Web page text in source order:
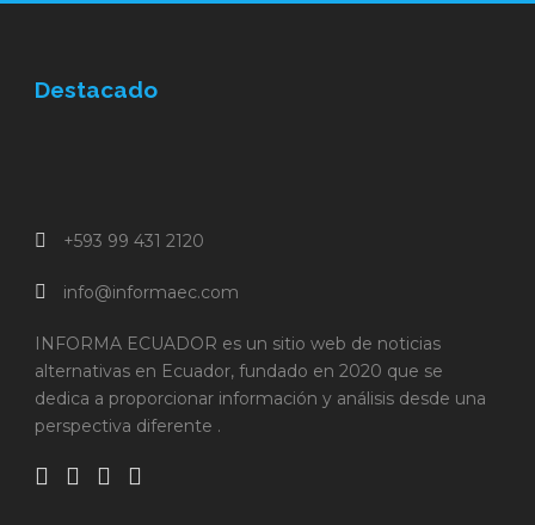
Destacado
+593 99 431 2120
info@informaec.com
INFORMA ECUADOR es un sitio web de noticias
alternativas en Ecuador, fundado en 2020 que se
dedica a proporcionar información y análisis desde una
perspectiva diferente .